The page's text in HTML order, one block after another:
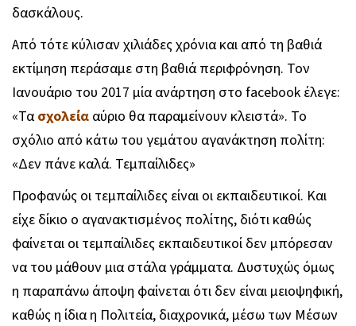
δασκάλους.
Από τότε κύλισαν χιλιάδες χρόνια και από τη βαθιά
εκτίμηση περάσαμε στη βαθιά περιφρόνηση. Τον
Ιανουάριο του 2017 μία ανάρτηση στο facebook έλεγε:
«Τασχολεία αύριο θα παραμείνουν κλειστά». Το
σχόλιο από κάτω του γεμάτου αγανάκτηση πολίτη:
«Δεν πάνε καλά. Τεμπαίλιδες»
Προφανώς οι τεμπαίλιδες είναι οι εκπαιδευτικοί. Και
είχε δίκιο ο αγανακτισμένος πολίτης, διότι καθώς
φαίνεται οι τεμπαίλιδες εκπαιδευτικοί δεν μπόρεσαν
να του μάθουν μια στάλα γράμματα. Δυστυχώς όμως
η παραπάνω άποψη φαίνεται ότι δεν είναι μειοψηφική,
καθώς η ίδια η Πολιτεία, διαχρονικά, μέσω των Μέσων